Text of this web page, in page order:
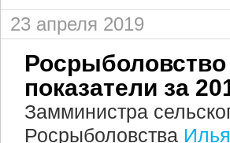
23 апреля 2019
показатели за
Замминистра
Росрыболовства